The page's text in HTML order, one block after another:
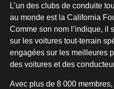
L’un des clubs de conduite
au monde est la California
Comme son nom l’indique, il
sur les voitures tout-terrain
engagées sur les meilleures
des voitures et des
Avec plus de 8 000